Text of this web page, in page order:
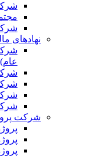
نهادهای
عام)
شرکت